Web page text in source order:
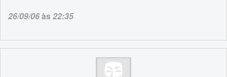
26/09/06às22:35